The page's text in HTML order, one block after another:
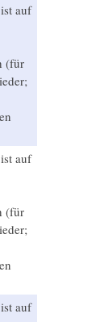
auf
(für
auf
(für
auf